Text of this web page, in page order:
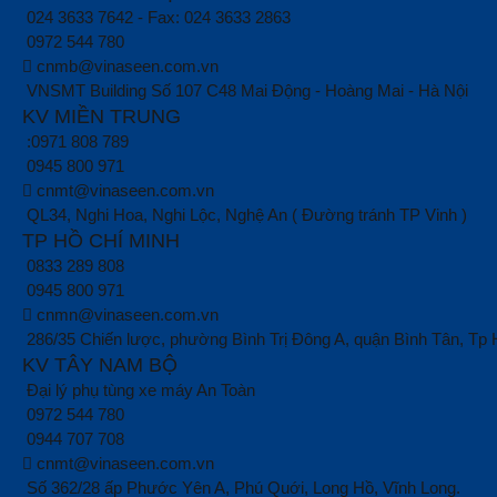
024 3633 7642 - Fax: 024 3633 2863
0972 544 780
cnmb@vinaseen.com.vn
VNSMT Building Số 107 C48 Mai Động - Hoàng Mai - Hà Nội
KV MIỀN TRUNG
:0971 808 789
0945 800 971
cnmt@vinaseen.com.vn
QL34, Nghi Hoa, Nghi Lộc, Nghệ An ( Đường tránh TP Vinh )
TP HỒ CHÍ MINH
0833 289 808
0945 800 971
cnmn@vinaseen.com.vn
286/35 Chiến lược, phường Bình Trị Đông A, quận Bình Tân, Tp
KV TÂY NAM BỘ
Đại lý phụ tùng xe máy An Toàn
0972 544 780
0944 707 708
cnmt@vinaseen.com.vn
Số 362/28 ấp Phước Yên A, Phú Quới, Long Hồ, Vĩnh Long.